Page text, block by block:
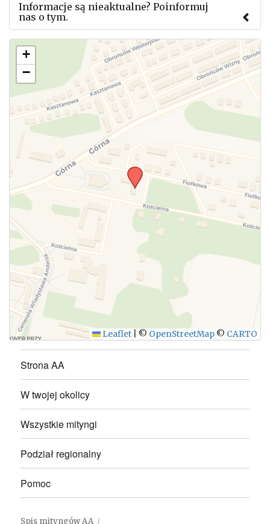
Informacje są nieaktualne? Poinformuj
nas o tym.
Użyj tego formularza aby przesłać informację o
zmianach w powyższym mityngu.
WYŚLIJ
+
−
Leaflet © OpenStreetMap © CARTO
Strona AA
W twojej okolicy
Wszystkie mityngi
Podział regionalny
Pomoc
Spis mityngów AA